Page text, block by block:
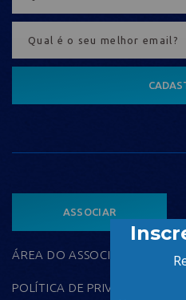
ASSOCIAR
ÁREA DO ASSOCIADO
POLÍTICA DE PRIVACIDADE